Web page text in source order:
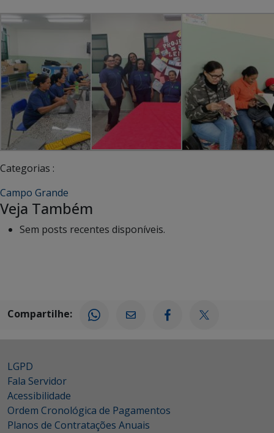
Categorias :
Campo Grande
Veja Também
Sem posts recentes disponíveis.
Compartilhe:
LGPD
Fala Servidor
Acessibilidade
Ordem Cronológica de Pagamentos
Planos de Contratações Anuais